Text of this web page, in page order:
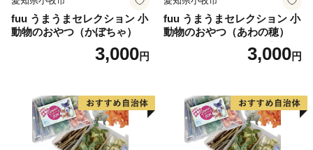
fuu うまうまセレクション 小
動物のおやつ（かぼちゃ）
3,000円
fuu うまうまセレクション 小
動物のおやつ（あわの穂）
3,000円